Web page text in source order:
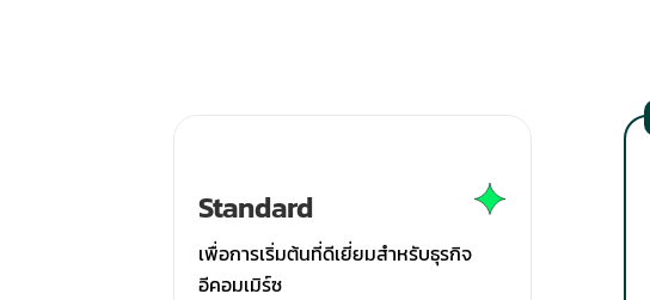
Standard
เพื่อการเริ่มต้นที่ดีเยี่ยมสำหรับธุรกิจ
อีคอมเมิร์ซ